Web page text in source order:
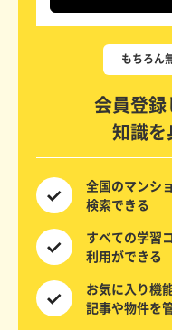
会員登
知識を
全国のマンシ
検索できる
すべての学習
利用ができる
お気に入り機
記事や物件を